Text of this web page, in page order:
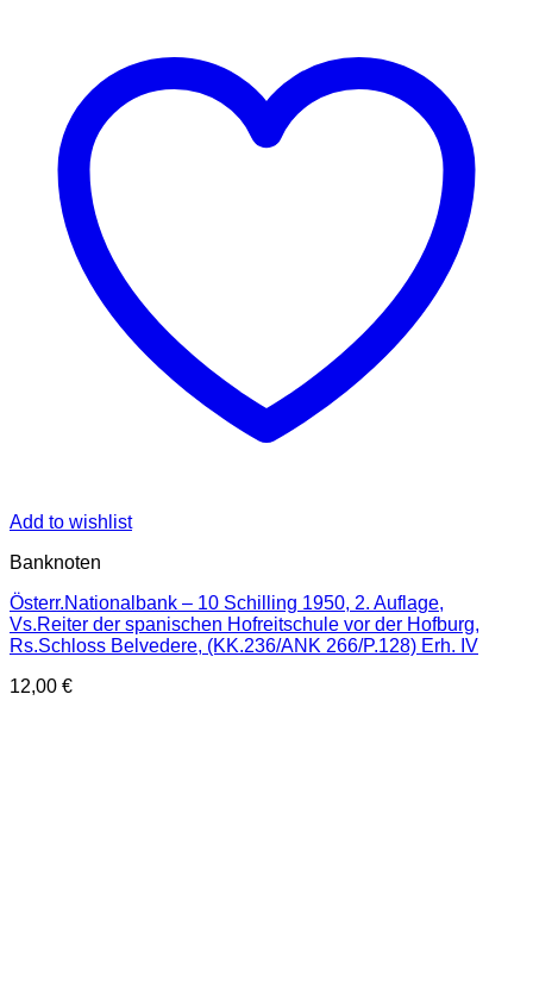
Add to wishlist
Banknoten
Österr.Nationalbank – 10 Schilling 1950, 2. Auflage,
Vs.Reiter der spanischen Hofreitschule vor der Hofburg,
Rs.Schloss Belvedere, (KK.236/ANK 266/P.128) Erh. IV
12,00 €